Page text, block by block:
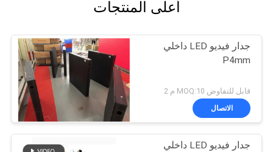
أعلى المنتجات
جدار فيديو LED داخلي
P4mm
قابل للتفاوض MOQ:10 م 2
الاتصال
جدار فيديو LED داخلي